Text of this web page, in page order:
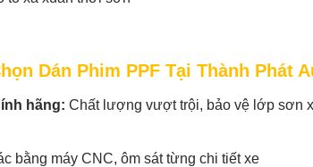
Dán Phim PPF Tại Thành Phát
hãng: Chất lượng vượt trội, bảo vệ lớp sơn
bằng máy CNC, ôm sát từng chi tiết xe